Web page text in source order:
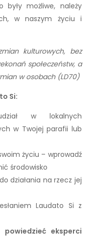
były możliwe, należy
w naszym życiu i
kulturowych, bez
społeczeństw, a
w osobach (LD70)
Si:
w lokalnych
w Twojej parafii lub
życiu – wprowadź
środowisko
działania na rzecz jej
Laudato Si z
eksperci